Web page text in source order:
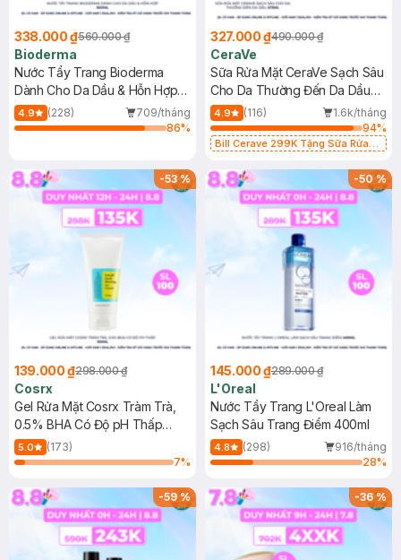
338.000 ₫560.000 ₫
Bioderma
Nước Tẩy Trang Bioderma
Dành Cho Da Dầu & Hỗn Hợp
500ml
4.9 (228)
709/tháng
86%
327.000 ₫490.000 ₫
CeraVe
Sữa Rửa Mặt CeraVe Sạch Sâu
Cho Da Thường Đến Da Dầu
473ml
4.9 (116)
1.6k/tháng
94%
Bill Cerave 299K Tặng Sữa Rửa
-53%
139.000 ₫298.000 ₫
Cosrx
Gel Rửa Mặt Cosrx Tràm Trà,
0.5% BHA Có Độ pH Thấp
150ml
5.0
(173)
7%
-50%
145.000 ₫289.000 ₫
L'Oreal
Nước Tẩy Trang L'Oreal Làm
Sạch Sâu Trang Điểm 400ml
4.8 (298)
916/tháng
28%
-59% -36%